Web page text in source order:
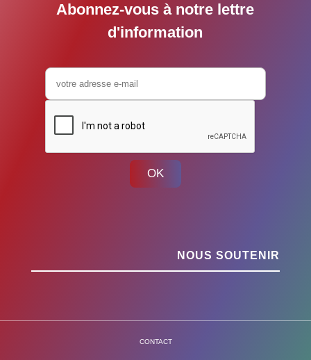
Abonnez-vous à notre lettre
d'information
OK
NOUS SOUTENIR
CONTACT